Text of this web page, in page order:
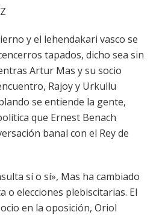
y el lehendakari vasco se
tapados, dicho sea sin
Artur Mas y su socio
Rajoy y Urkullu
se entiende la gente,
que Ernest Benach
banal con el Rey de
sí o sí», Mas ha cambiado
o elecciones plebiscitarias. El
en la oposición, Oriol